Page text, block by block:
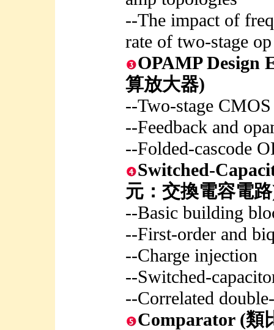
--The impact of
rate of two-stage
OPAMP Design
算放大器)
--Two-stage
--Feedback and
--Folded-cascode
Switched-
元：交換電容電
--Basic building
--First-order and
--Charge injection
--Switched-
--Correlated
Comparator (類